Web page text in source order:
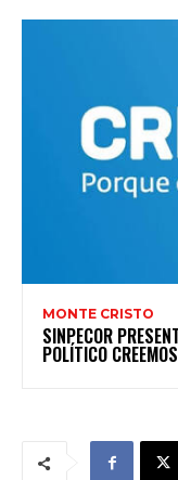
MONTE CRISTO
SINPECOR
POLÍTICO CREEMOS